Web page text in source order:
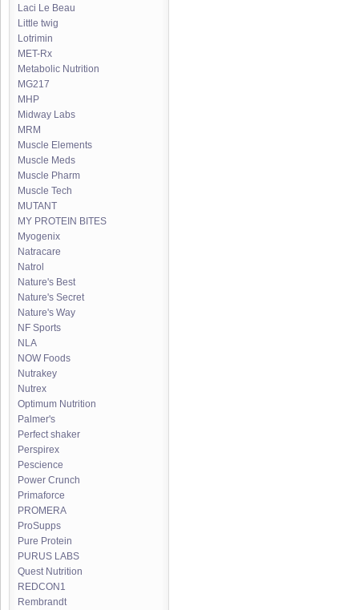
Laci Le Beau
Little twig
Lotrimin
MET-Rx
Metabolic Nutrition
MG217
MHP
Midway Labs
MRM
Muscle Elements
Muscle Meds
Muscle Pharm
Muscle Tech
MUTANT
MY PROTEIN BITES
Myogenix
Natracare
Natrol
Nature's Best
Nature's Secret
Nature's Way
NF Sports
NLA
NOW Foods
Nutrakey
Nutrex
Optimum Nutrition
Palmer's
Perfect shaker
Perspirex
Pescience
Power Crunch
Primaforce
PROMERA
ProSupps
Pure Protein
PURUS LABS
Quest Nutrition
REDCON1
Rembrandt